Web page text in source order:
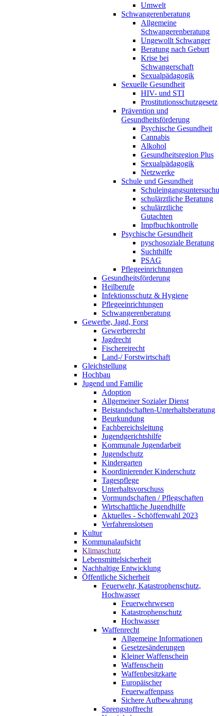
Umwelt
Schwangerenberatung
Allgemeine
Schwangerenberatung
Ungewollt Schwanger
Beratung nach Geburt
Krise bei
Schwangerschaft
Sexualpädagogik
Sexuelle Gesundheit
HIV- und STI
Prostitutionsschutzgesetz
Prävention und
Gesundheitsförderung
Psychische Gesundheit
Cannabis
Alkohol
Gesundheitsregion Plus
Sexualpädagogik
Netzwerke
Schule und Gesundheit
schulärztliche Beratung
schulärztliche
Gutachten
Impfbuchkontrolle
Psychische Gesundheit
pyschosoziale Beratung
Suchthilfe
PSAG
Pflegeeinrichtungen
Gesundheitsförderung
Heilberufe
Infektionsschutz & Hygiene
Pflegeeinrichtungen
Schwangerenberatung
Gewerbe, Jagd, Forst
Gewerberecht
Jagdrecht
Fischereirecht
Land-/ Forstwirtschaft
Gleichstellung
Hochbau
Jugend und Familie
Adoption
Allgemeiner Sozialer Dienst
Beistandschaften-Unterhaltsberatung
Beurkundung
Fachbereichsleitung
Jugendgerichtshilfe
Kommunale Jugendarbeit
Jugendschutz
Kindergarten
Koordinierender Kinderschutz
Tagespflege
Unterhaltsvorschuss
Vormundschaften / Pflegschaften
Wirtschaftliche Jugendhilfe
Aktuelles - Schöffenwahl 2023
Verfahrenslotsen
Kultur
Kommunalaufsicht
Klimaschutz
Lebensmittelsicherheit
Nachhaltige Entwicklung
Öffentliche Sicherheit
Feuerwehr, Katastrophenschutz,
Hochwasser
Feuerwehrwesen
Katastrophenschutz
Hochwasser
Waffenrecht
Allgemeine Informationen
Gesetzesänderungen
Kleiner Waffenschein
Waffenschein
Waffenbesitzkarte
Europäischer
Feuerwaffenpass
Sichere Aufbewahrung
Sprengstoffrecht